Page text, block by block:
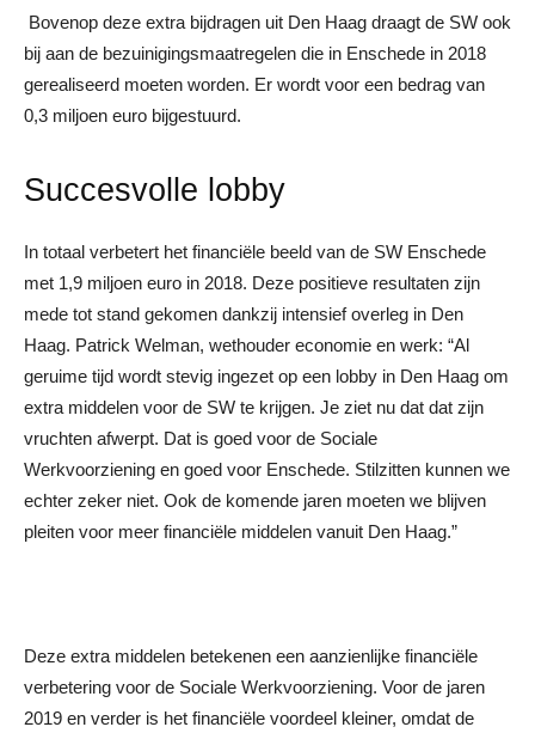
Bovenop deze extra bijdragen uit Den Haag draagt de SW ook
bij aan de bezuinigingsmaatregelen die in Enschede in 2018
gerealiseerd moeten worden. Er wordt voor een bedrag van
0,3 miljoen euro bijgestuurd.
Succesvolle lobby
In totaal verbetert het financiële beeld van de SW Enschede
met 1,9 miljoen euro in 2018. Deze positieve resultaten zijn
mede tot stand gekomen dankzij intensief overleg in Den
Haag. Patrick Welman, wethouder economie en werk: “Al
geruime tijd wordt stevig ingezet op een lobby in Den Haag om
extra middelen voor de SW te krijgen. Je ziet nu dat dat zijn
vruchten afwerpt. Dat is goed voor de Sociale
Werkvoorziening en goed voor Enschede. Stilzitten kunnen we
echter zeker niet. Ook de komende jaren moeten we blijven
pleiten voor meer financiële middelen vanuit Den Haag.”
Deze extra middelen betekenen een aanzienlijke financiële
verbetering voor de Sociale Werkvoorziening. Voor de jaren
2019 en verder is het financiële voordeel kleiner, omdat de